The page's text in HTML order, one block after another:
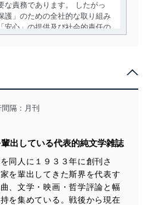
な責務であります。 したがっ
護」のための全社的な取り組み
安心」の提供及び社会的責任の
の同意を得たうえで利用目的の
法かつ公正な手段によって取
す。また、当社が保有している
に目的外利用、第三者への提
業者等の教育を徹底してまいり
を行わないために、適切な管理
隔：月刊
出している代表的純文学雑誌
同人に１９３３年に創刊さ
を輩出してきた斯界を代表す
、文学・映画・哲学評論と幅
を集めている。戦後から現在